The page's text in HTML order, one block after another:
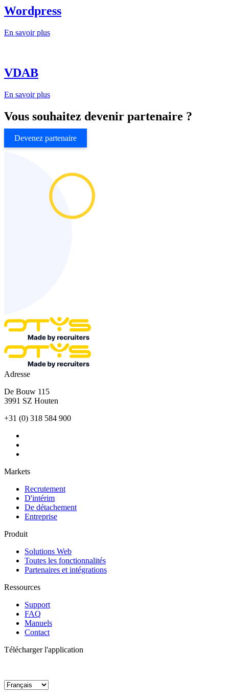
Wordpress
En savoir plus
VDAB
En savoir plus
Vous souhaitez devenir partenaire ?
Devenez partenaire
Adresse
De Bouw 115
3991 SZ Houten
+31 (0) 318 584 900
Markets
Recrutement
D'intérim
De détachement
Entreprise
Produit
Solutions Web
Toutes les fonctionnalités
Partenaires et intégrations
Ressources
Support
FAQ
Manuels
Contact
Télécharger l'application